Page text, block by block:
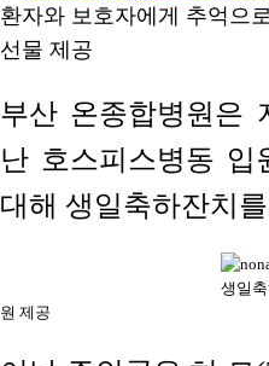
환자와 보호자에게 추억으
선물 제공
부산 온종합병원은
난 호스피스병동 입
대해 생일축하잔치
생일축하잔치 기념촬
원 제공